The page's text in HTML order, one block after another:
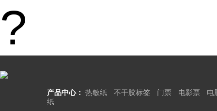
?
产品中心： 热敏纸 不干胶标签 门票 电影票
电
纸